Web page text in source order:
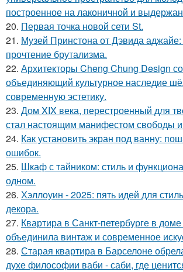
построенное на лаконичной и
20. Первая точка новой сети St.
21. Музей Принстона от Дэвида
прочтение брутализма.
22. Архитекторы Cheng Chung Design
объединяющий культурное наследие
современную эстетику.
23. Дом XIX века, перестроенный для
стал настоящим манифестом свободы
24. Как установить экран под ванну:
ошибок.
25. Шкаф с тайником: стиль и
одном.
26. Хэллоуин - 2025: пять идей для
декора.
27. Квартира в Санкт-петербурге в
объединила винтаж и современное
28. Старая квартира в Барселоне
духе философии ваби - саби, где